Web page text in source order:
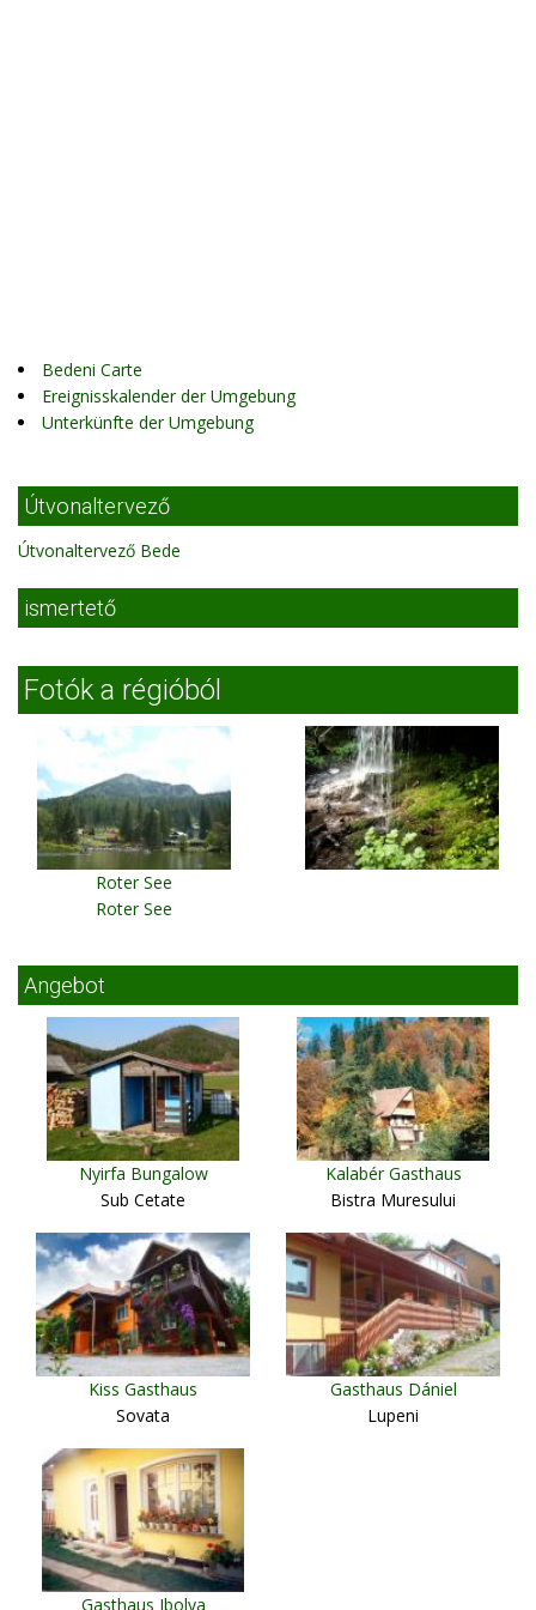
Bedeni Carte
Ereignisskalender der Umgebung
Unterkünfte der Umgebung
Útvonaltervező
Útvonaltervező Bede
ismertető
Fotók a régióból
Roter See
Roter See
Angebot
Nyirfa Bungalow
Sub Cetate
Kalabér Gasthaus
Bistra Muresului
Kiss Gasthaus
Sovata
Gasthaus Dániel
Lupeni
Gasthaus Ibolya